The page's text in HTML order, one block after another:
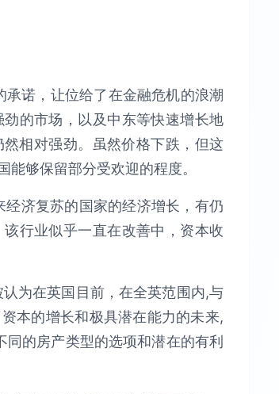
诺，让位给了在金融危机的浪潮
的市场，以及中东等快速增长地
相对强劲。虽然价格下跌，但这
够保留部分受欢迎的程度。
济复苏的国家的经济增长，有仍
行业似乎一直在改善中，资本收
为在英国目前，在全英范围内,与
本的增长和极具潜在能力的未来,
的房产类型的选项和潜在的有利